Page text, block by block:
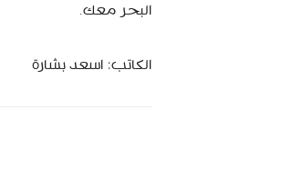
البحر معك.
الكاتب: اسعد بشارة